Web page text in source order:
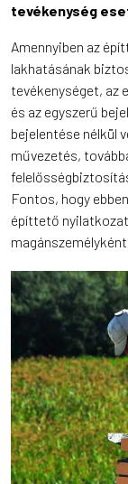
tevékenység
Amennyiben az
lakhatásának
tevékenységet, az
és az egyszerű
bejelentése nélkül
művezetés,
Fontos, hogy
építtető